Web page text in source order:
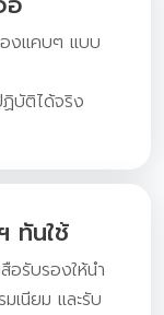
องแคบๆ แบบ
บัติได้จริง
ทันใช้
อรับรองให้นำ
เนียม และรับ